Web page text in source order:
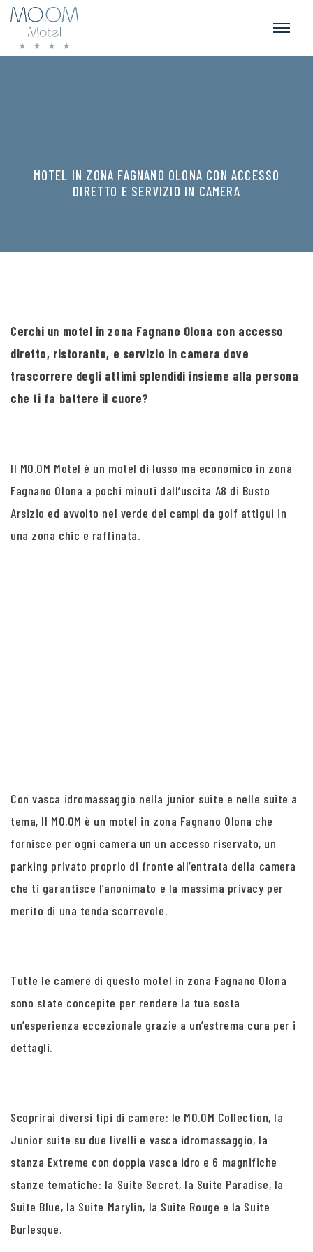
MOTEL IN ZONA FAGNANO OLONA CON ACCESSO
DIRETTO E SERVIZIO IN CAMERA
Cerchi un motel in zona Fagnano Olona con accesso
diretto, ristorante, e servizio in camera dove
trascorrere degli attimi splendidi insieme alla persona
che ti fa battere il cuore?
Il MO.OM Motel è un motel di lusso ma economico in zona
Fagnano Olona a pochi minuti dall’uscita A8 di Busto
Arsizio ed avvolto nel verde dei campi da golf attigui in
una zona chic e raffinata.
Con vasca idromassaggio nella junior suite e nelle suite a
tema, Il MO.OM è un motel in zona Fagnano Olona che
fornisce per ogni camera un un accesso riservato, un
parking privato proprio di fronte all’entrata della camera
che ti garantisce l’anonimato e la massima privacy per
merito di una tenda scorrevole.
Tutte le camere di questo motel in zona Fagnano Olona
sono state concepite per rendere la tua sosta
un’esperienza eccezionale grazie a un’estrema cura per i
dettagli.
Scoprirai diversi tipi di camere: le MO.OM Collection, la
Junior suite su due livelli e vasca idromassaggio, la
stanza Extreme con doppia vasca idro e 6 magnifiche
stanze tematiche: la Suite Secret, la Suite Paradise, la
Suite Blue, la Suite Marylin, la Suite Rouge e la Suite
Burlesque.